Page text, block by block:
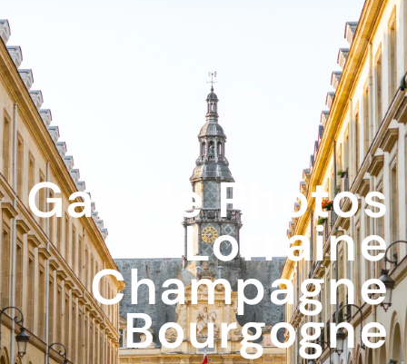
Champagne
Bourgogne
Galerie Photos
Lorraine
Champagne
Bourgogne